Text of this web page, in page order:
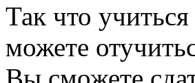
Так что
можете